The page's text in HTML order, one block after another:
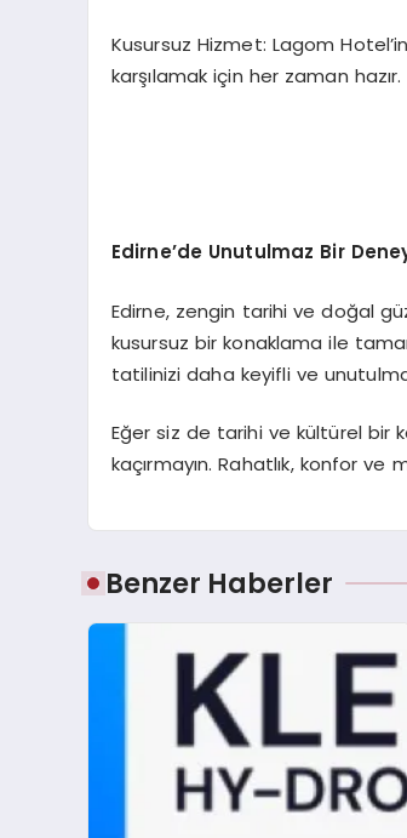
Kusursuz Hizmet: Lagom
karşılamak için her zaman hazır.
Edirne’de Unutulmaz Bir
Edirne, zengin tarihi ve doğal
kusursuz bir konaklama ile
tatilinizi daha keyifli ve
Eğer siz de tarihi ve kültürel bir
kaçırmayın. Rahatlık, konfor
Benzer Haberler